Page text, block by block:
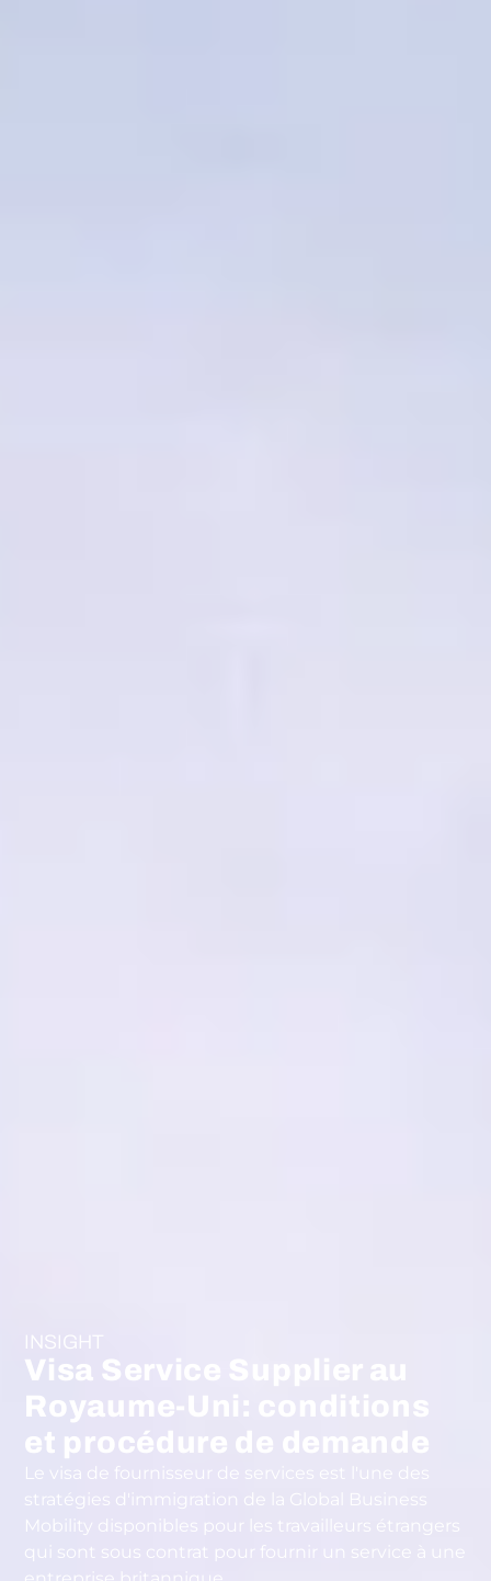
INSIGHT
Visa Service Supplier au
Royaume-Uni: conditions
et procédure de demande
Le visa de fournisseur de services est l'une des
stratégies d'immigration de la Global Business
Mobility disponibles pour les travailleurs étrangers
qui sont sous contrat pour fournir un service à une